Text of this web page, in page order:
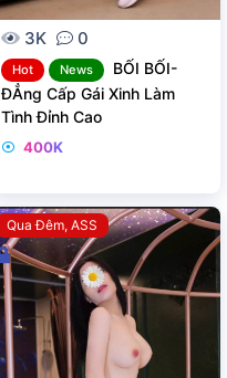
3K 0
Hot News
BỐI BỐI-
ĐẲng Cấp Gái Xinh Làm
Tình Đỉnh Cao
400K
Qua Đêm ASS
Đ
ã
k
h
ó